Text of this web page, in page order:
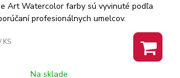
Art Watercolor farby sú vyvinuté podľa
profesionálnych umelcov.
sú vyrábané z organickej arabskej gumy a
a anorganických jemne
ktorá zaisťuje dokonalú priľnavosť a
KS
Na sklade